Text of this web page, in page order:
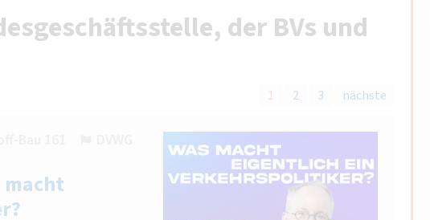
der BVs und
1 2 3 nächste
macht